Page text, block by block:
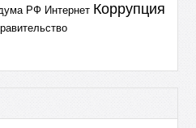
РФ Интернет Коррупция